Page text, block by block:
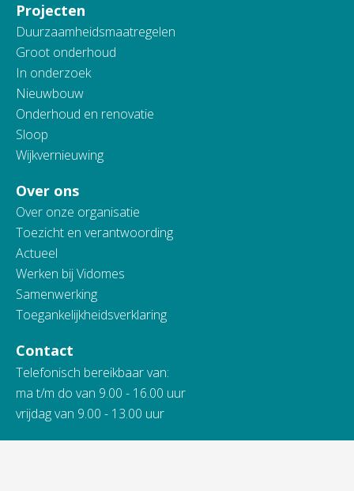
Projecten
Duurzaamheidsmaatregelen
Groot onderhoud
In onderzoek
Nieuwbouw
Onderhoud en renovatie
Sloop
Wijkvernieuwing
Over ons
Over onze organisatie
Toezicht en verantwoording
Actueel
Werken bij Vidomes
Samenwerking
Toegankelijkheidsverklaring
Contact
Telefonisch bereikbaar van:
ma t/m do van 9.00 - 16.00 uur
vrijdag van 9.00 - 13.00 uur